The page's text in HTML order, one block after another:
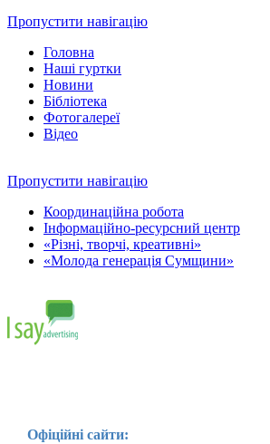
Пропустити навігацію
Головна
Наші гуртки
Новини
Бібліотека
Фотогалереї
Відео
Пропустити навігацію
Координаційна робота
Інформаційно-ресурсний центр
«Різні, творчі, креативні»
«Молода генерація Сумщини»
Офіційні сайти: